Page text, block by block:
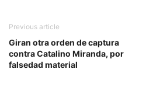
Previous article
Giran otra orden de captura
contra Catalino Miranda, por
falsedad material